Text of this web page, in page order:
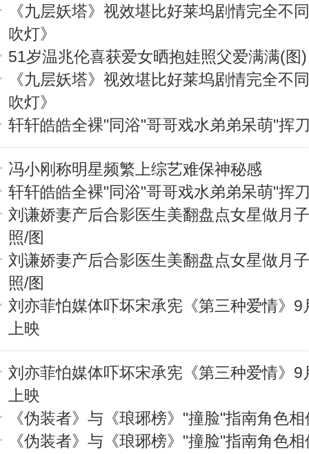
《九层妖塔》视效堪比好莱坞剧情完全不
吹灯》
51岁温兆伦喜获爱女晒抱娃照父爱满满(图)
《九层妖塔》视效堪比好莱坞剧情完全不
吹灯》
轩轩皓皓全裸"同浴"哥哥戏水弟弟呆萌"挥
冯小刚称明星频繁上综艺难保神秘感
轩轩皓皓全裸"同浴"哥哥戏水弟弟呆萌"挥
刘谦娇妻产后合影医生美翻盘点女星做月
照/图
刘谦娇妻产后合影医生美翻盘点女星做月
照/图
刘亦菲怕媒体吓坏宋承宪《第三种爱情》9
上映
刘亦菲怕媒体吓坏宋承宪《第三种爱情》9
上映
《伪装者》与《琅琊榜》"撞脸"指南角色
《伪装者》与《琅琊榜》"撞脸"指南角色